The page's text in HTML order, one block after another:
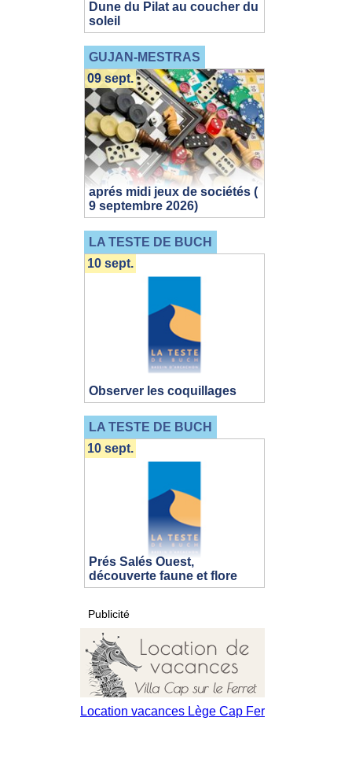
Dune du Pilat au coucher du
soleil
GUJAN-MESTRAS
aprés midi jeux de sociétés (
9 septembre 2026)
09 sept.
LA TESTE DE BUCH
Observer les coquillages
10 sept.
LA TESTE DE BUCH
Prés Salés Ouest,
découverte faune et flore
10 sept.
Publicité